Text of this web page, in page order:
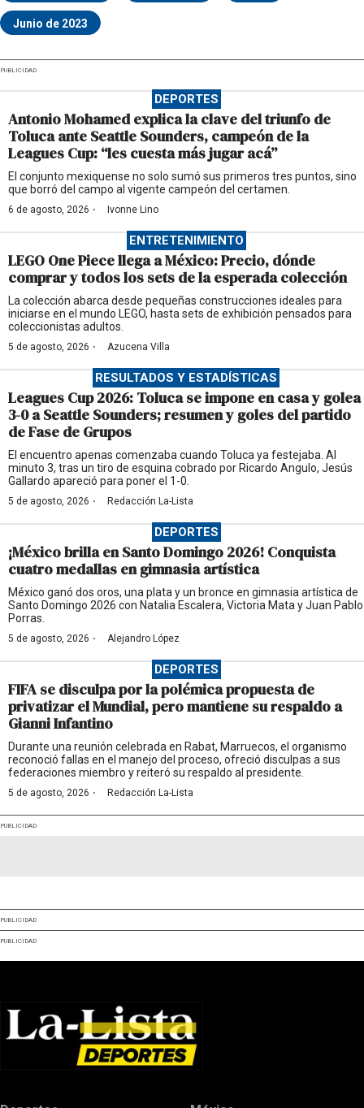
Junio de 2023
PUBLICIDAD
DEPORTES
Antonio Mohamed explica la clave del triunfo de
Toluca ante Seattle Sounders, campeón de la
Leagues Cup: “les cuesta más jugar acá”
El conjunto mexiquense no solo sumó sus primeros tres puntos, sino
que borró del campo al vigente campeón del certamen.
6 de agosto, 2026 · Ivonne Lino
ENTRETENIMIENTO
LEGO One Piece llega a México: Precio, dónde
comprar y todos los sets de la esperada colección
La colección abarca desde pequeñas construcciones ideales para
iniciarse en el mundo LEGO, hasta sets de exhibición pensados para
coleccionistas adultos.
5 de agosto, 2026 · Azucena Villa
RESULTADOS Y ESTADÍSTICAS
Leagues Cup 2026: Toluca se impone en casa y golea
3-0 a Seattle Sounders; resumen y goles del partido
de Fase de Grupos
El encuentro apenas comenzaba cuando Toluca ya festejaba. Al
minuto 3, tras un tiro de esquina cobrado por Ricardo Angulo, Jesús
Gallardo apareció para poner el 1-0.
5 de agosto, 2026 · Redacción La-Lista
DEPORTES
¡México brilla en Santo Domingo 2026! Conquista
cuatro medallas en gimnasia artística
México ganó dos oros, una plata y un bronce en gimnasia artística de
Santo Domingo 2026 con Natalia Escalera, Victoria Mata y Juan Pablo
Porras.
5 de agosto, 2026 · Alejandro López
DEPORTES
FIFA se disculpa por la polémica propuesta de
privatizar el Mundial, pero mantiene su respaldo a
Gianni Infantino
Durante una reunión celebrada en Rabat, Marruecos, el organismo
reconoció fallas en el manejo del proceso, ofreció disculpas a sus
federaciones miembro y reiteró su respaldo al presidente.
5 de agosto, 2026 · Redacción La-Lista
PUBLICIDAD
PUBLICIDAD
PUBLICIDAD